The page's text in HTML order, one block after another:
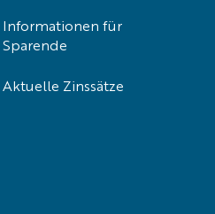
Informationen für
Sparende
Aktuelle Zinssätze